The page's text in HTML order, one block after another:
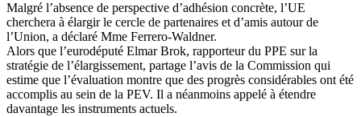
Malgré l’absence de perspective d’adhésion concrète, l’UE
cherchera à élargir le cercle de partenaires et d’amis autour de
l’Union, a déclaré Mme Ferrero-Waldner.
Alors que l’eurodéputé Elmar Brok, rapporteur du PPE sur la
stratégie de l’élargissement, partage l’avis de la Commission qui
estime que l’évaluation montre que des progrès considérables ont été
accomplis au sein de la PEV. Il a néanmoins appelé à étendre
davantage les instruments actuels.